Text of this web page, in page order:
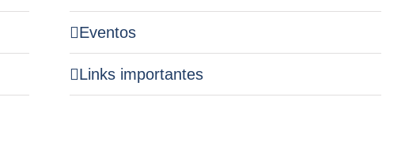
Eventos
Links importantes